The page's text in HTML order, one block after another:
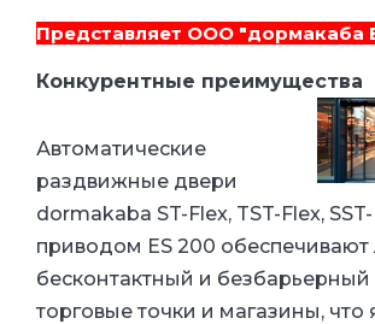
Представляет ООО "дормакаба
Конкурентные преимущества
Автоматические
раздвижные двери
dormakaba ST-Flex, TST-Flex,
приводом ES 200 обеспечивают
бесконтактный и безбарьерный
торговые точки и магазины, что